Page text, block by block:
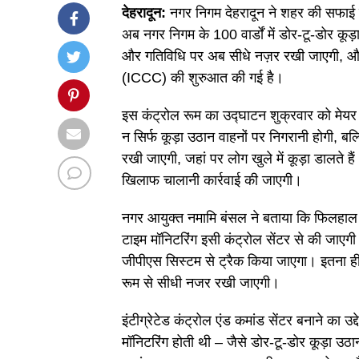
देहरादून: नगर निगम देहरादून ने शहर की
अब नगर निगम के 100 वार्डों में डोर-टू-डोर
और गतिविधि पर अब सीधे नज़र रखी
(ICCC) की शुरुआत की गई है।
इस कंट्रोल रूम का उद्घाटन शुक्रवार को
न सिर्फ कूड़ा उठान वाहनों पर निगरानी
रखी जाएगी, जहां पर लोग खुले में कूड़ा
खिलाफ चालानी कार्रवाई की जाएगी।
नगर आयुक्त नमामि बंसल ने बताया कि
टाइम मॉनिटरिंग इसी कंट्रोल सेंटर से की
जीपीएस सिस्टम से ट्रैक किया जाएगा। इतना
रूम से सीधी नजर रखी जाएगी।
इंटीग्रेटेड कंट्रोल एंड कमांड सेंटर बनाने का
मॉनिटरिंग होती थी – जैसे डोर-टू-डोर कूड़ा